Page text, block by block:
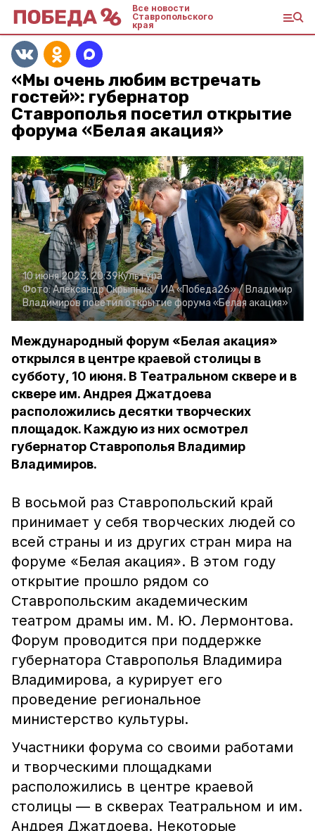
Все новости
Ставропольского
края
«Мы очень любим встречать
гостей»: губернатор
Ставрополья посетил открытие
форума «Белая акация»
10 июня 2023, 20:39Культура
Фото:Александр Скрыпник / ИА «Победа26» / Владимир
Владимиров посетил открытие форума «Белая акация»
Международный форум «Белая акация»
открылся в центре краевой столицы в
субботу, 10 июня. В Театральном сквере и в
сквере им. Андрея Джатдоева
расположились десятки творческих
площадок. Каждую из них осмотрел
губернатор Ставрополья Владимир
Владимиров.
В восьмой раз Ставропольский край
принимает у себя творческих людей со
всей страны и из других стран мира на
форуме «Белая акация». В этом году
открытие прошло рядом со
Ставропольским академическим
театром драмы им. М. Ю. Лермонтова.
Форум проводится при поддержке
губернатора Ставрополья Владимира
Владимирова, а курирует его
проведение региональное
министерство культуры.
Участники форума со своими работами
и творческими площадками
расположились в центре краевой
столицы — в скверах Театральном и им.
Андрея Джатдоева. Некоторые